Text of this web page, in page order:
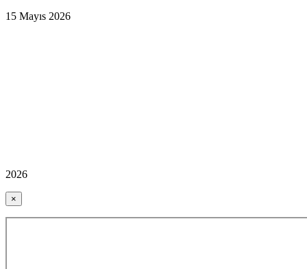
15 Mayıs 2026
2026
×